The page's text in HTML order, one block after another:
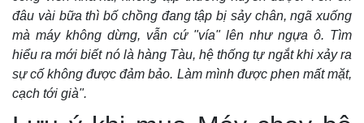
đâu vài bữa thì bố chồng đang tập bị sảy chân, ngã xuống
mà máy không dừng, vẫn cứ "vía" lên như ngựa ô. Tìm
hiểu ra mới biết nó là hàng Tàu, hệ thống tự ngắt khi xảy ra
sự cố không được đảm bảo. Làm mình được phen mất mặt,
cạch tới già".